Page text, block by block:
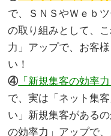
で、ＳＮＳやＷｅｂ
の取り組みとして、
力」アップで、お客
い！
④「新規集客の効率力
で、実は「ネット集
い」新規集客がある
の効率力」アップで